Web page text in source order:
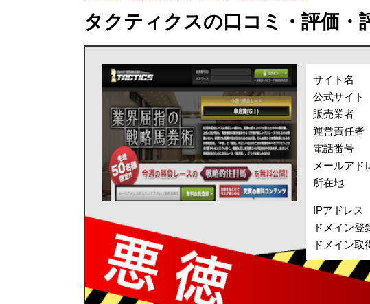
タクティクスの口コミ・評価・
サイト名
公式サイト
販売業者
運営責任者
電話番号
メールアド
所在地
IPアドレス
ドメイン登
ドメイン取